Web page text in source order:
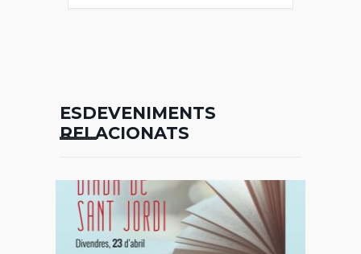
ESDEVENIMENTS
RELACIONATS